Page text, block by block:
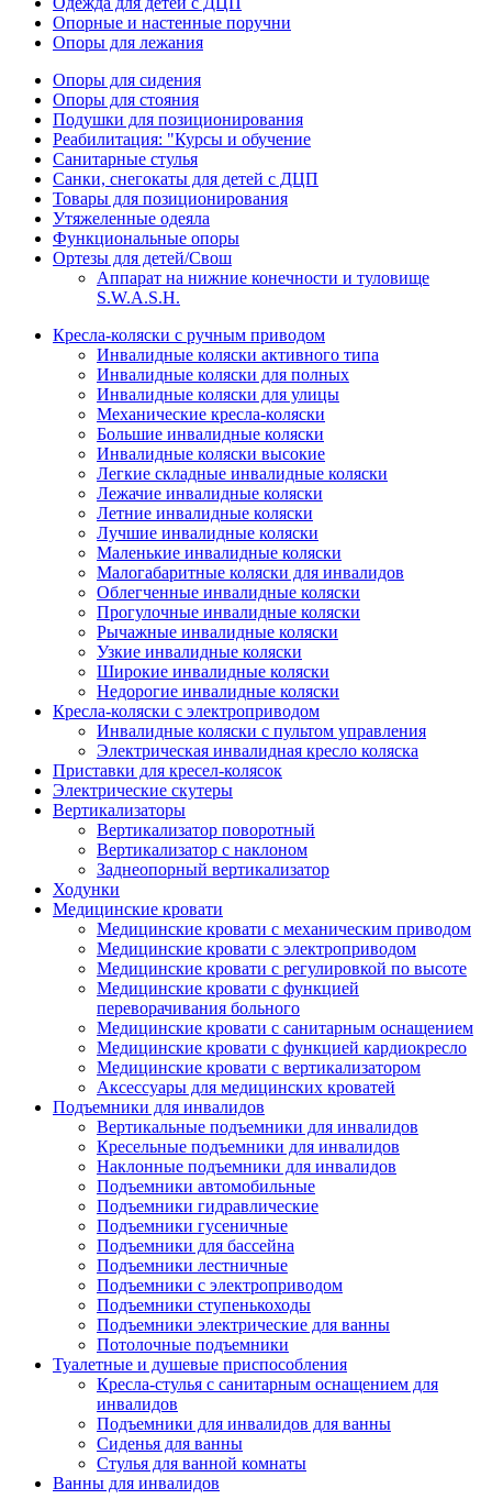
Опорные и настенные поручни
Опоры для лежания
Опоры для сидения
Опоры для стояния
Подушки для позиционирования
Реабилитация: "Курсы и обучение
Санитарные стулья
Санки, снегокаты для детей с ДЦП
Товары для позиционирования
Утяжеленные одеяла
Функциональные опоры
Ортезы для детей/Свош
Аппарат на нижние конечности и туловище
S.W.A.S.H.
Кресла-коляски с ручным приводом
Инвалидные коляски активного типа
Инвалидные коляски для полных
Инвалидные коляски для улицы
Механические кресла-коляски
Большие инвалидные коляски
Инвалидные коляски высокие
Легкие складные инвалидные коляски
Лежачие инвалидные коляски
Летние инвалидные коляски
Лучшие инвалидные коляски
Маленькие инвалидные коляски
Малогабаритные коляски для инвалидов
Облегченные инвалидные коляски
Прогулочные инвалидные коляски
Рычажные инвалидные коляски
Узкие инвалидные коляски
Широкие инвалидные коляски
Недорогие инвалидные коляски
Кресла-коляски с электроприводом
Инвалидные коляски с пультом управления
Электрическая инвалидная кресло коляска
Приставки для кресел-колясок
Электрические скутеры
Вертикализаторы
Вертикализатор поворотный
Вертикализатор с наклоном
Заднеопорный вертикализатор
Ходунки
Медицинские кровати
Медицинские кровати с механическим приводом
Медицинские кровати с электроприводом
Медицинские кровати с регулировкой по высоте
Медицинские кровати с функцией
переворачивания больного
Медицинские кровати с санитарным оснащением
Медицинские кровати с функцией кардиокресло
Медицинские кровати с вертикализатором
Аксессуары для медицинских кроватей
Подъемники для инвалидов
Вертикальные подъемники для инвалидов
Кресельные подъемники для инвалидов
Наклонные подъемники для инвалидов
Подъемники автомобильные
Подъемники гидравлические
Подъемники гусеничные
Подъемники для бассейна
Подъемники лестничные
Подъемники с электроприводом
Подъемники ступенькоходы
Подъемники электрические для ванны
Потолочные подъемники
Туалетные и душевые приспособления
Кресла-стулья с санитарным оснащением для
инвалидов
Подъемники для инвалидов для ванны
Сиденья для ванны
Стулья для ванной комнаты
Ванны для инвалидов